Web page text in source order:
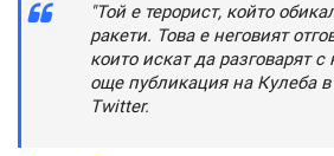
"Той е терорист, който
ракети. Това е неговият
които искат да разговарят с
още публикация на Кулеба
Twitter.